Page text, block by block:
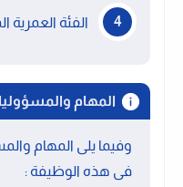
الفئة العمرية
المهام
وفيما يلى المهام
فى هذه الوظيفة :